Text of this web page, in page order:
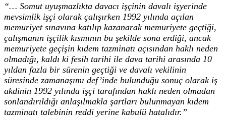
“… Somut uyuşmazlıkta davacı işçinin davalı işyerinde
mevsimlik işçi olarak çalışırken 1992 yılında açılan
memuriyet sınavına katılıp kazanarak memuriyete geçtiği,
çalışmanın işçilik kısmının bu şekilde sona erdiği, ancak
memuriyete geçişin kıdem tazminatı açısından haklı neden
olmadığı, kaldı ki fesih tarihi ile dava tarihi arasında 10
yıldan fazla bir sürenin geçtiği ve davalı vekilinin
süresinde zamanaşımı def’inde bulunduğu sonuç olarak iş
akdinin 1992 yılında işçi tarafından haklı neden olmadan
sonlandırıldığı anlaşılmakla şartları bulunmayan kıdem
tazminatı talebinin reddi yerine kabulü hatalıdır.”